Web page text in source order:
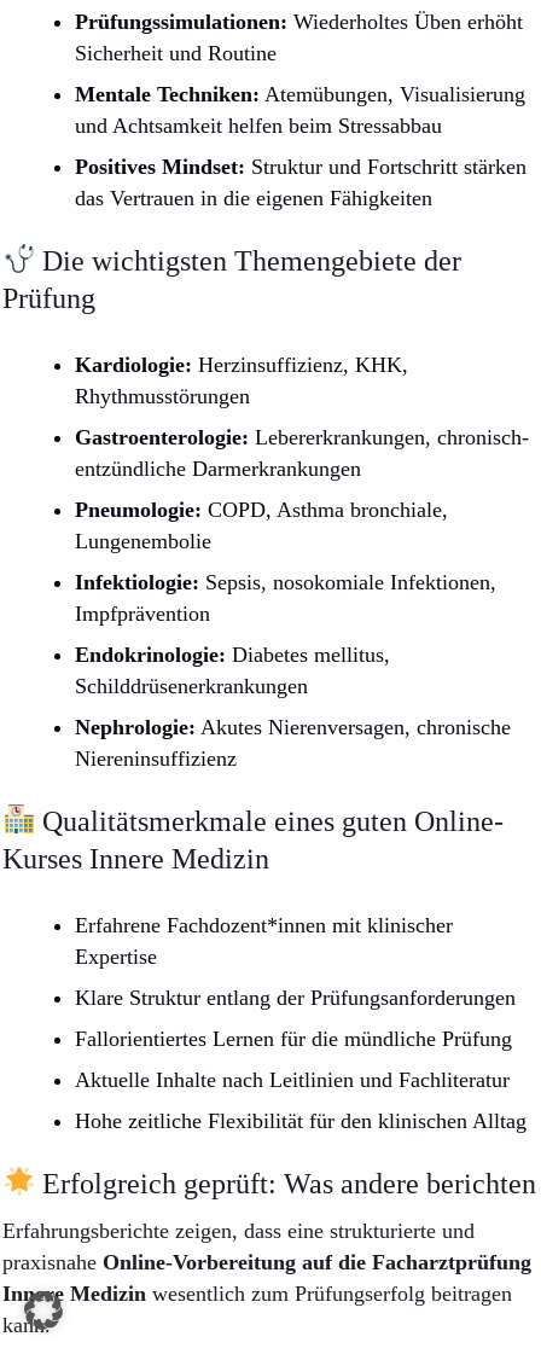
Prüfungssimulationen: Wiederholtes Üben erhöht
Sicherheit und Routine
Mentale Techniken: Atemübungen, Visualisierung
und Achtsamkeit helfen beim Stressabbau
Positives Mindset: Struktur und Fortschritt stärken
das Vertrauen in die eigenen Fähigkeiten
Die wichtigsten Themengebiete der
Prüfung
Kardiologie: Herzinsuffizienz, KHK,
Rhythmusstörungen
Gastroenterologie: Lebererkrankungen, chronisch-
entzündliche Darmerkrankungen
Pneumologie: COPD, Asthma bronchiale,
Lungenembolie
Infektiologie: Sepsis, nosokomiale Infektionen,
Impfprävention
Endokrinologie: Diabetes mellitus,
Schilddrüsenerkrankungen
Nephrologie: Akutes Nierenversagen, chronische
Niereninsuffizienz
Qualitätsmerkmale eines guten Online-
Kurses Innere Medizin
Erfahrene Fachdozent*innen mit klinischer
Expertise
Klare Struktur entlang der Prüfungsanforderungen
Fallorientiertes Lernen für die mündliche Prüfung
Aktuelle Inhalte nach Leitlinien und Fachliteratur
Hohe zeitliche Flexibilität für den klinischen Alltag
Erfolgreich geprüft: Was andere berichten
Erfahrungsberichte zeigen, dass eine strukturierte und
praxisnahe Online-Vorbereitung auf die Facharztprüfung
Innere Medizin wesentlich zum Prüfungserfolg beitragen
kann.